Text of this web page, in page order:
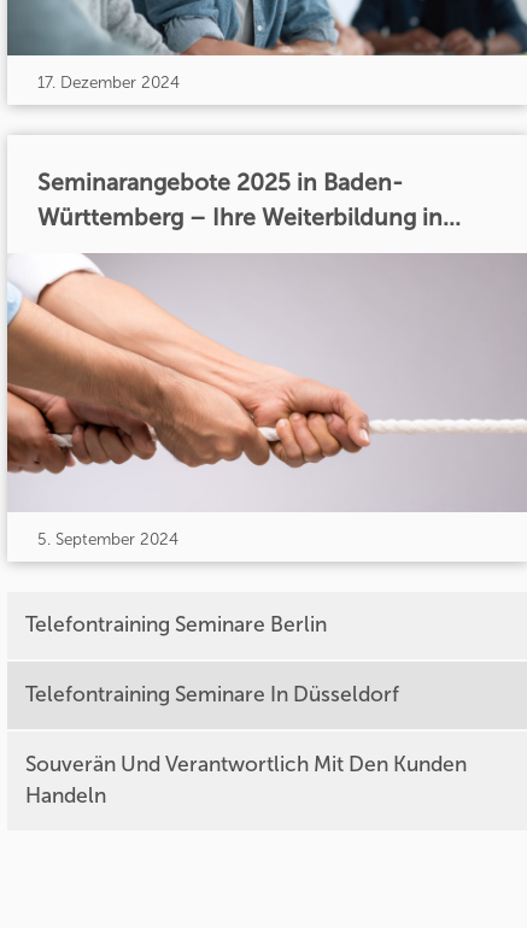
17. Dezember 2024
Seminarangebote 2025 in Baden-
Württemberg – Ihre Weiterbildung in...
5. September 2024
Telefontraining Seminare Berlin
Telefontraining Seminare In Düsseldorf
Souverän Und Verantwortlich Mit Den Kunden
Handeln